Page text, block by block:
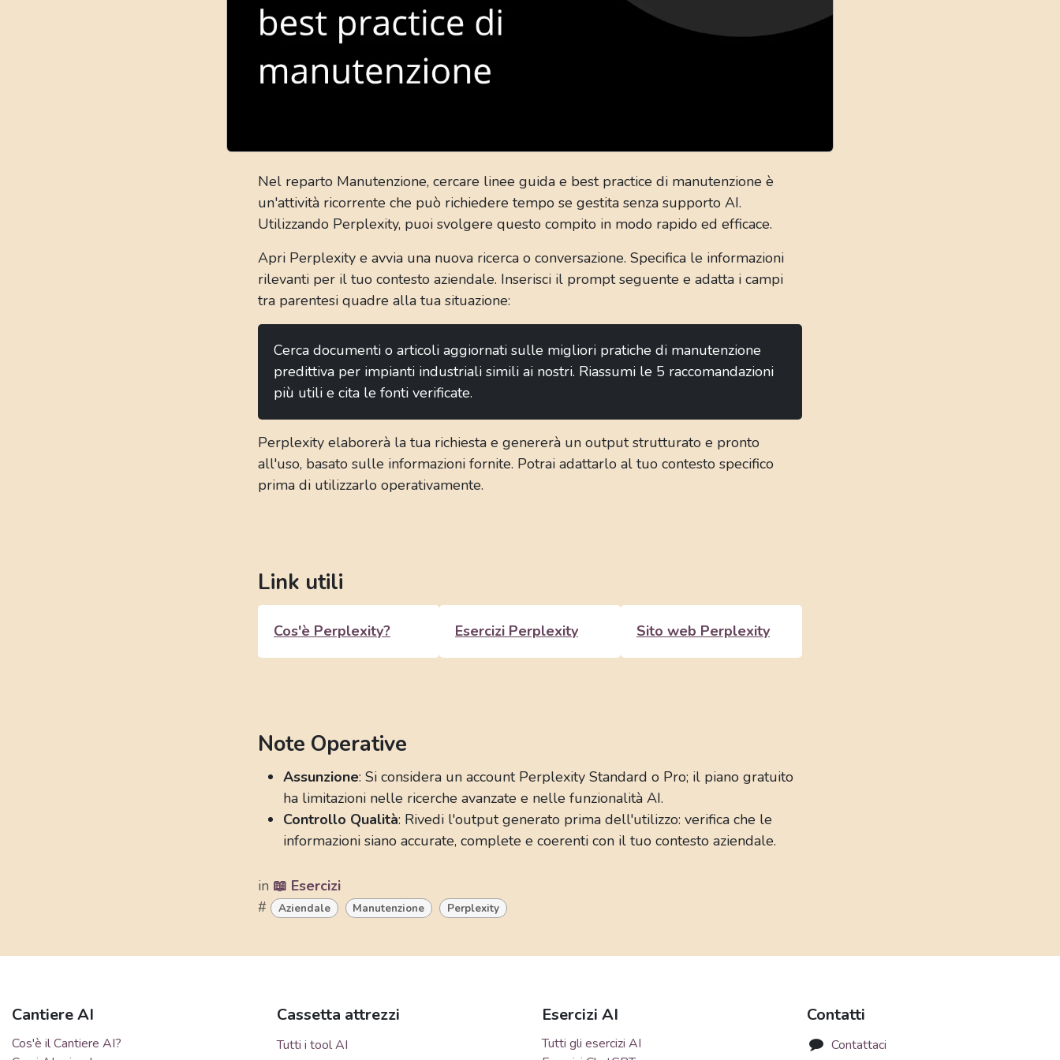
Nel reparto Manutenzione, cercare linee guida e best practice di manutenzione è
un'attività ricorrente che può richiedere tempo se gestita senza supporto AI.
Utilizzando Perplexity, puoi svolgere questo compito in modo rapido ed efficace.
Apri Perplexity e avvia una nuova ricerca o conversazione. Specifica le informazioni
rilevanti per il tuo contesto aziendale. Inserisci il prompt seguente e adatta i campi
tra parentesi quadre alla tua situazione:
Cerca documenti o articoli aggiornati sulle migliori pratiche di manutenzione
predittiva per impianti industriali simili ai nostri. Riassumi le 5 raccomandazioni
più utili e cita le fonti verificate.
Perplexity elaborerà la tua richiesta e genererà un output strutturato e pronto
all'uso, basato sulle informazioni fornite. Potrai adattarlo al tuo contesto specifico
prima di utilizzarlo operativamente.
Link utili
Cos'è Perplexity? Esercizi Perplexity Sito web Perplexity
Note Operative
Assunzione: Si considera un account Perplexity Standard o Pro; il piano gratuito
ha limitazioni nelle ricerche avanzate e nelle funzionalità AI.
Controllo Qualità: Rivedi l'output generato prima dell'utilizzo: verifica che le
informazioni siano accurate, complete e coerenti con il tuo contesto aziendale.
in 📖 Esercizi
#
Aziendale Manutenzione Perplexity
Cantiere AI
Cos'è il Cantiere AI?
Cassetta attrezzi
Tutti i tool AI
Esercizi AI
Tutti gli esercizi AI
Contatti
Contattaci